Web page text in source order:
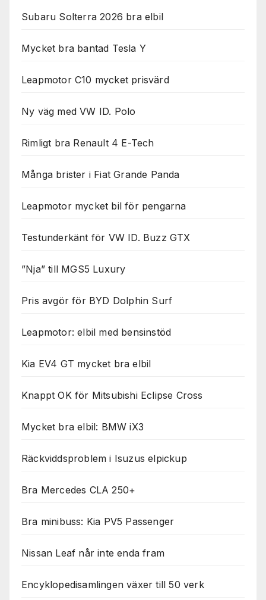
Subaru Solterra 2026 bra elbil
Mycket bra bantad Tesla Y
Leapmotor C10 mycket prisvärd
Ny väg med VW ID. Polo
Rimligt bra Renault 4 E-Tech
Många brister i Fiat Grande Panda
Leapmotor mycket bil för pengarna
Testunderkänt för VW ID. Buzz GTX
”Nja” till MGS5 Luxury
Pris avgör för BYD Dolphin Surf
Leapmotor: elbil med bensinstöd
Kia EV4 GT mycket bra elbil
Knappt OK för Mitsubishi Eclipse Cross
Mycket bra elbil: BMW iX3
Räckviddsproblem i Isuzus elpickup
Bra Mercedes CLA 250+
Bra minibuss: Kia PV5 Passenger
Nissan Leaf når inte enda fram
Encyklopedisamlingen växer till 50 verk